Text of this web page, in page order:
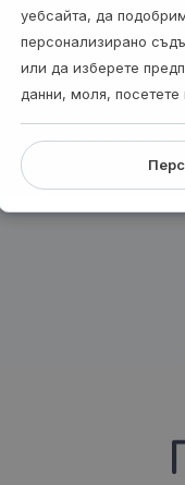
уебсайта, да
персонализирано
или да изберете
данни, моля, посетете